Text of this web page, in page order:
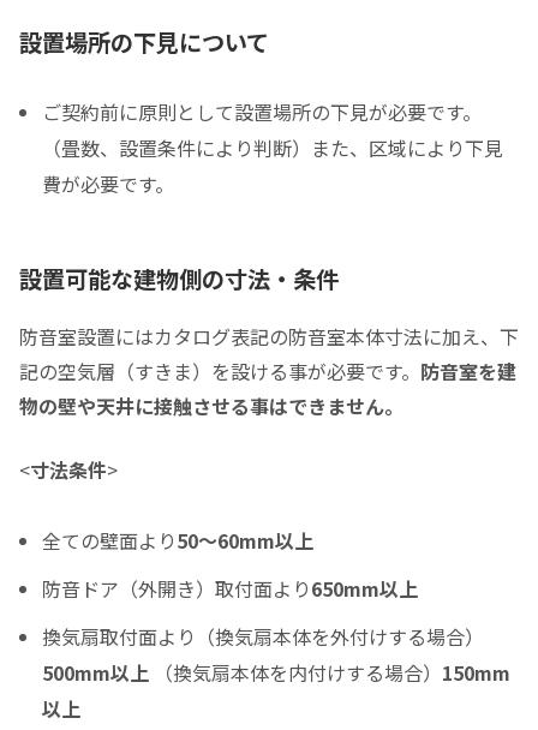
税込価格合計*
防音室の税込総額をご確認のうえ入力して下さい ※必須
0 0
クレジットご利用金額
分割支払回数
ボーナス月の加算金額
0
ボーナス月の加算（上乗せ）金額をスライドして下さい（1万円単位）
設置場所の下見について
ご契約前に原則として設置場所の下見が必要です。
（畳数、設置条件により判断）また、区域により下見
費が必要です。
設置可能な建物側の寸法・条件
防音室設置にはカタログ表記の防音室本体寸法に加え、下
記の空気層（すきま）を設ける事が必要です。 防音室を建
物の壁や天井に接触させる事はできません。
<寸法条件>
全ての壁面より50～60mm以上
防音ドア（外開き）取付面より650mm以上
換気扇取付面より（換気扇本体を外付けする場合）
500mm以上 （換気扇本体を内付けする場合） 150mm
以上